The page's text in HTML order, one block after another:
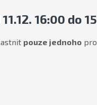
16:00 do
pouze jednoho